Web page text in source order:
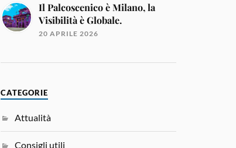
Il Palcoscenico è Milano, la
Visibilità è Globale.
20 APRILE 2026
CATEGORIE
Attualità
Consigli utili